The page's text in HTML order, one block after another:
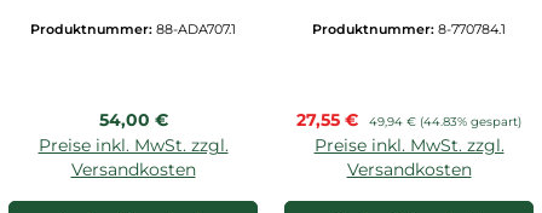
Produktnummer: 88-ADA707.1
Regulärer Preis:
54,00 €
Preise inkl. MwSt. zzgl.
Versandkosten
Produktnummer: 8-770784.1
Verkaufspreis:
27,55 € Regulärer Preis:
49,94 € (44.83% gespart)
Preise inkl. MwSt. zzgl.
Versandkosten